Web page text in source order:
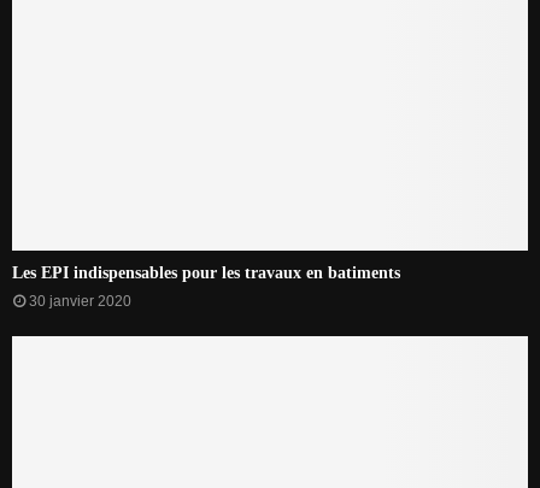
Les EPI indispensables pour les travaux en batiments
30 janvier 2020